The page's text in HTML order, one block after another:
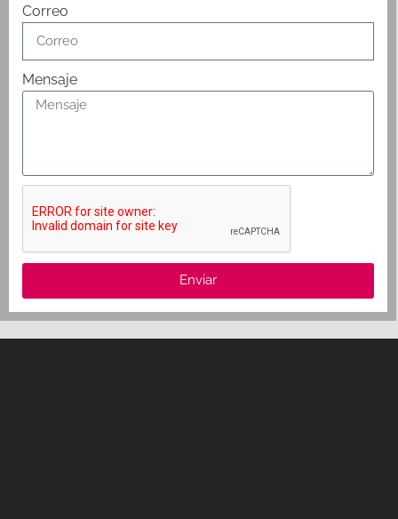
Correo
Mensaje
Enviar